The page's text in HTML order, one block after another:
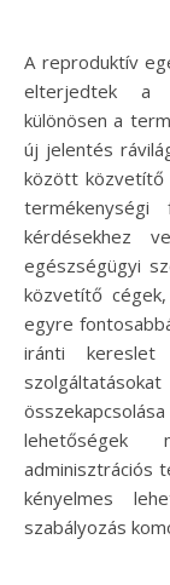
A reproduktív egészséggel foglalkozó cégek egyre inkább
elterjedtek a
különösen a
új jelentés
között közvetítő
kérdésekhez
egészségügyi
közvetítő
egyre
iránti kereslet
lehetőségek
adminisztrációs
kényelmes
szabályozás